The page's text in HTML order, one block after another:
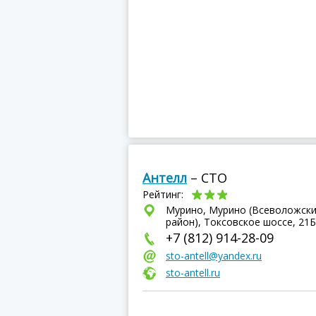
Антелл – СТО
Рейтинг:
Мурино, Мурино
район), Токсовское шоссе, 21Б
+7 (812) 914-28-09
sto-antell@yandex.ru
sto-antell.ru